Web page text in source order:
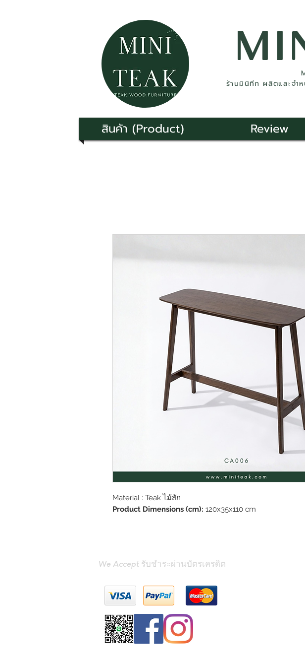
ร้านมินิทีก ผลิตและจำ
สินค้า (Product) Review
Material : Teak ไม้สัก
Product Dimensions (cm): 120x35x110 cm
We Accept รับชำระผ่านบัตรเครดิต